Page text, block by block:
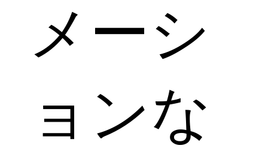
メーシ
ョンな